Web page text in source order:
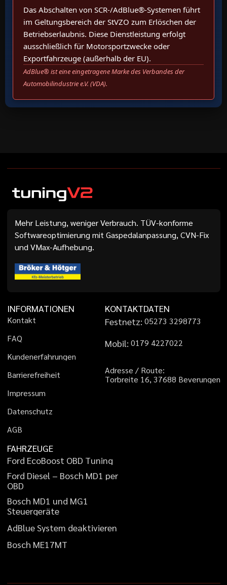
Das Abschalten von SCR-/AdBlue®-Systemen führt
im Geltungsbereich der StVZO zum Erlöschen der
Betriebserlaubnis. Diese Dienstleistung erfolgt
ausschließlich für Motorsportzwecke oder
Exportfahrzeuge (außerhalb der EU).
AdBlue® ist eine eingetragene Marke des Verbandes der
Automobilindustrie e.V. (VDA).
Mehr Leistung, weniger Verbrauch. TÜV-konforme
Softwareoptimierung mit Gaspedalanpassung, CVN-Fix
und VMax-Aufhebung.
INFORMATIONEN
Kontakt
FAQ
Kundenerfahrungen
Barrierefreiheit
Impressum
Datenschutz
AGB
KONTAKTDATEN
Festnetz: 05273 3298773
Mobil: 01 79 4227022
Adresse / Route:
Torbreite 16, 37688 Beverungen
FAHRZEUGE
Ford EcoBoost OBD Tuning
Ford Diesel – Bosch MD1 per
OBD
Bosch MD1 und MG1
Steuergeräte
AdBlueSystem deaktivieren
Bosch ME17MT